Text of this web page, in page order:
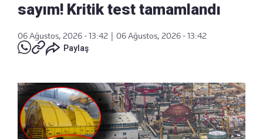
sayım! Kritik test tamamlandı
06 Ağustos, 2026 - 13:42
06 Ağustos, 2026 - 13:42
Paylaş